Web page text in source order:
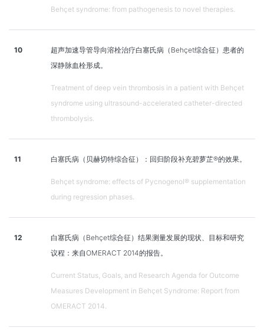
Behçet syndrome: from pathogenesis to novel therapies.
10
超声加速导管导向溶栓治疗白塞氏病（Behçet综合征）患者的
深静脉血栓形成。
Treatment of deep vein thrombosis in a patient with Behçet
syndrome using ultrasound-accelerated catheter-directed
thrombolysis.
11 白塞氏病（贝赫切特综合征）：回归阶段补充碧萝芷®的效果。
Behçet syndrome: effects of Pycnogenol® supplementation
during regression phases.
12
白塞氏病（Behçet综合征）结果测量发展的现状、目标和研究
议程：来自OMERACT 2014的报告。
Current Status, Goals, and Research Agenda for Outcome
Measures Development in Behçet Syndrome: Report from
OMERACT 2014.